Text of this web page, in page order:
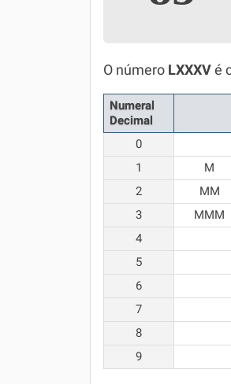
Química
Todos os Exercícios
O número LXXXV é
Numeral
Decimal
0
1
M
2
MM
3
MMM
4
5
6
7
8
9